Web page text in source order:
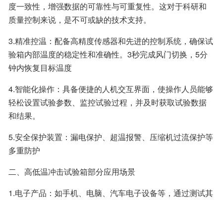
度一致性，增强数据的可靠性与可重复性。这对于科研和
质量控制来说，是不可或缺的技术支持。
3.精准控温：配备高精度传感器和先进的控制系统，确保试
验箱内部温度的稳定性和准确性。3秒完成风门切换，5分
钟内恢复目标温度
4.智能化操作：具备便捷的人机交互界面，使操作人员能够
轻松设置试验参数、监控试验过程，并及时获取试验数据
和结果。
5.安全保护装置：漏电保护、超温报警、压缩机过流保护等
多重防护
二、高低温冲击试验箱部分应用场景
1.电子产品：如手机、电脑、汽车电子设备等，通过测试其